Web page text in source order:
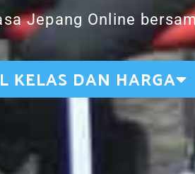
Jepang Online
KELAS DAN HARGA